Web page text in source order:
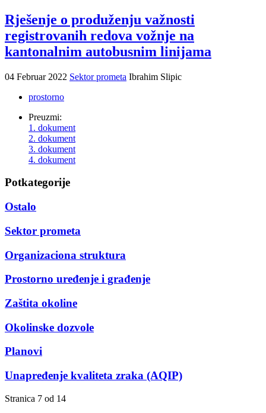
Rješenje o produženju važnosti
registrovanih redova vožnje na
kantonalnim autobusnim linijama
04 Februar 2022 Sektor prometa Ibrahim Slipic
prostorno
Preuzmi:
1. dokument
2. dokument
3. dokument
4. dokument
Potkategorije
Ostalo
Sektor prometa
Organizaciona struktura
Prostorno uređenje i građenje
Zaštita okoline
Okolinske dozvole
Planovi
Unapređenje kvaliteta zraka (AQIP)
Stranica 7 od 14